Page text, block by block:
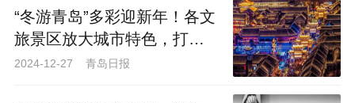
这一定位的提出，主要基于胶州市作
为上合示范区核心区及青岛胶东临空经济
示范区所在地这一得天独厚的区位优势。
“冬游青岛”多彩迎新年！各文
旅景区放大城市特色，打造
跨年体验新场景
2024-12-27 青岛日报